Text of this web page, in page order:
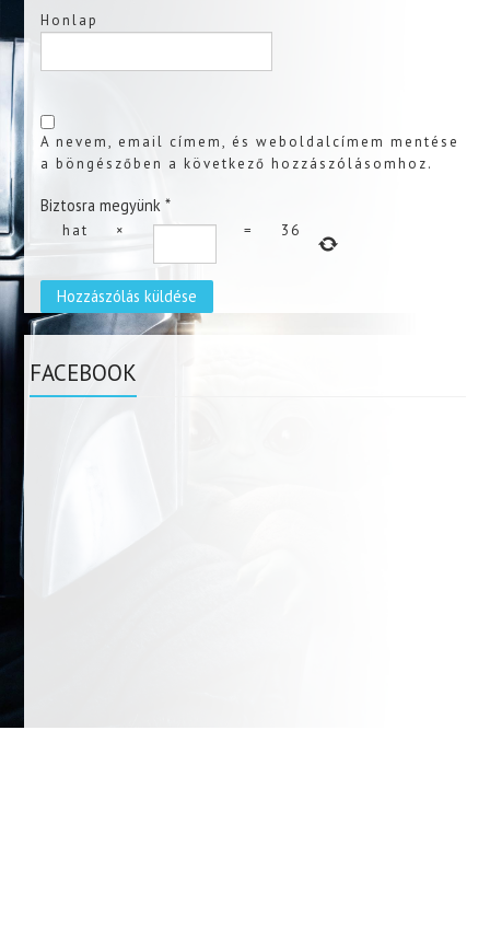
Honlap
A nevem, email címem, és weboldalcímem mentése
a böngészőben a következő hozzászólásomhoz.
Biztosra megyünk *
hat × = 36
FACEBOOK